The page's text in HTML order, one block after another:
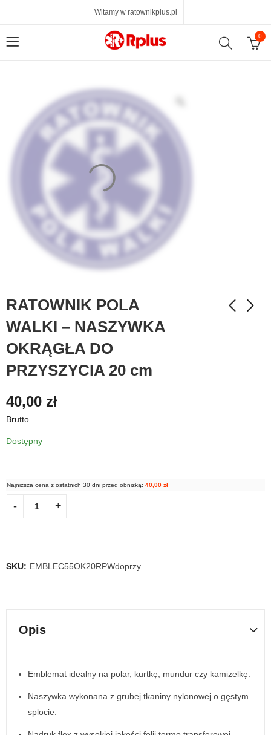
Witamy w ratownikplus.pl
0
RATOWNIK POLA
WALKI – NASZYWKA
OKRĄGŁA DO
PRZYSZYCIA 20 cm
40,00 zł
Brutto
Dostępny
Najniższa cena z ostatnich 30 dni przed obniżką: 40,00 zł
SKU: EMBLEC55OK20RPWdoprzy
Opis
Emblemat idealny na polar, kurtkę, mundur czy kamizelkę.
Naszywka wykonana z grubej tkaniny nylonowej o gęstym
splocie.